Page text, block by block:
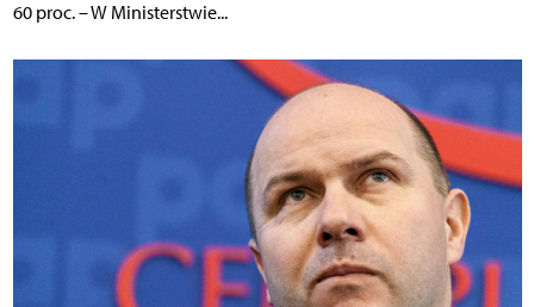
60 proc. – W Ministerstwie...